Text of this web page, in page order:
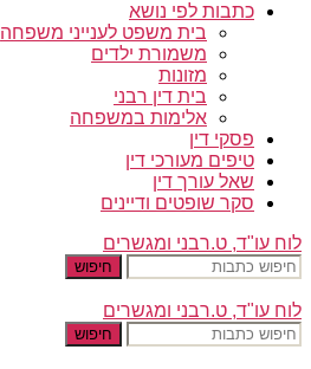
כתבות לפי נושא
בית משפט לענייני משפחה
משמורת ילדים
מזונות
בית דין רבני
אלימות במשפחה
פסקי דין
טיפים מעורכי דין
שאל עורך דין
סקר שופטים ודיינים
לוח עו"ד, ט.רבני ומגשרים
חיפוש
לוח עו"ד, ט.רבני ומגשרים
חיפוש